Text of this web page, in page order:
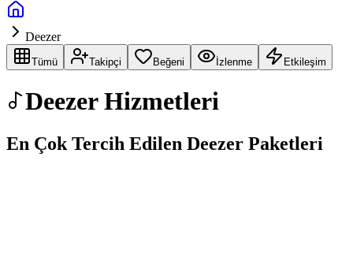
Deezer
Tümü Takipçi Beğeni İzlenme Etkileşim
Deezer Hizmetleri
En Çok Tercih Edilen Deezer Paketleri